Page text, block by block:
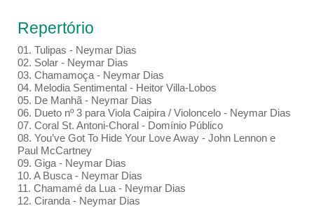
Repertório
01. Tulipas - Neymar Dias
02. Solar - Neymar Dias
03. Chamamoça - Neymar Dias
04. Melodia Sentimental - Heitor Villa-Lobos
05. De Manhã - Neymar Dias
06. Dueto nº 3 para Viola Caipira / Violoncelo - Neymar Dias
07. Coral St. Antoni-Choral - Domínio Público
08. You’ve Got To Hide Your Love Away - John Lennon e
Paul McCartney
09. Giga - Neymar Dias
10. A Busca - Neymar Dias
11. Chamamé da Lua - Neymar Dias
12. Ciranda - Neymar Dias